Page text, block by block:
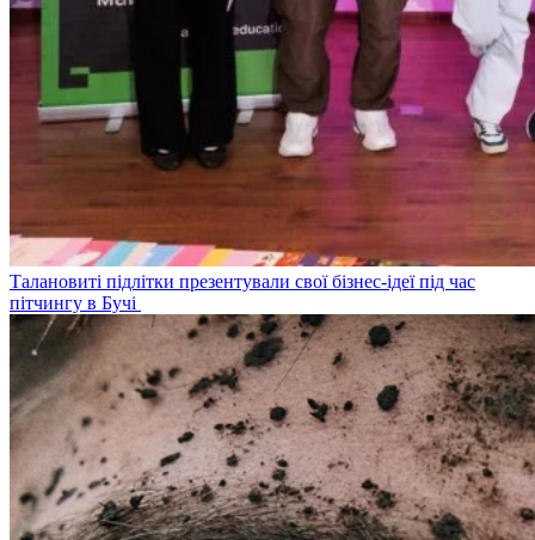
Талановиті підлітки презентували свої бізнес-ідеї під час
пітчингу в Бучі